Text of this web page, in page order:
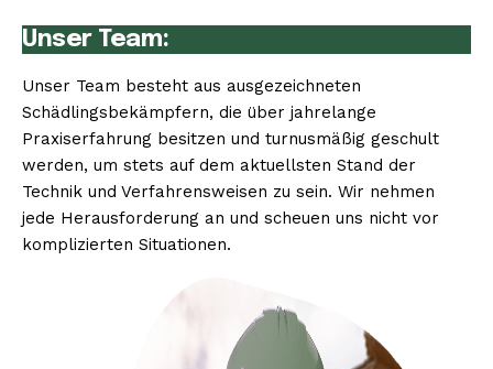
Unser Team:
Unser Team besteht aus ausgezeichneten
Schädlingsbekämpfern, die über jahrelange
Praxiserfahrung besitzen und turnusmäßig geschult
werden, um stets auf dem aktuellsten Stand der
Technik und Verfahrensweisen zu sein. Wir nehmen
jede Herausforderung an und scheuen uns nicht vor
komplizierten Situationen.